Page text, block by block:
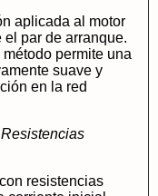
aplicada al motor
par de arranque.
permite una
suave y
en la red
resistencias